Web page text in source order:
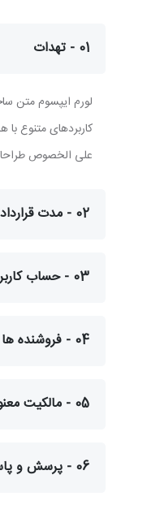
01 - تهدات
لورم ایپسوم متن
کاربردهای متنوع
علی الخصوص
02 - مدت قرارداد
03 - حساب کاربری
04 - فروشنده ها
05 - مالکیت معنوی
06 - پرسش و پاسخ